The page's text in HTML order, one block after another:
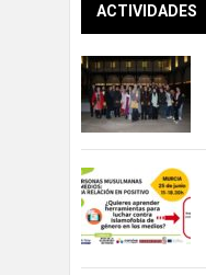
ACTIVIDADES